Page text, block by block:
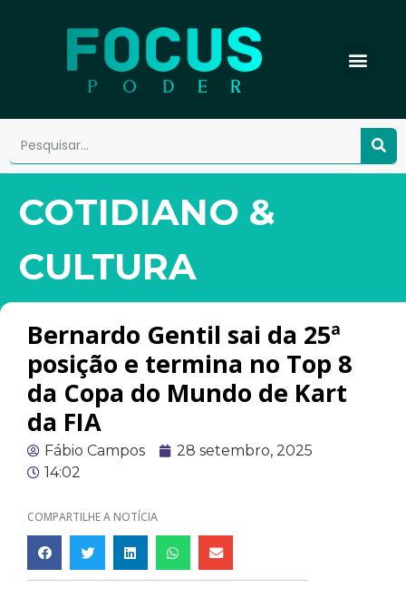
COTIDIANO &
CULTURA
Bernardo Gentil sai da 25ª
posição e termina no Top 8
da Copa do Mundo de Kart
da FIA
Fábio Campos
28 setembro, 2025
14:02
COMPARTILHE A NOTÍCIA